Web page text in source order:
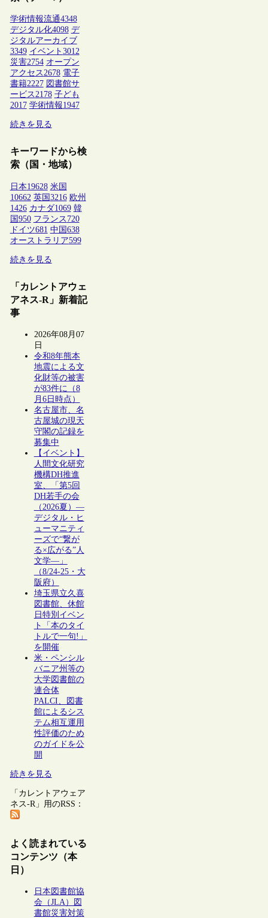
学術情報流通4348
デジタル化4098 デ
ジタルアーカイブ
3349 イベント 3012
災害2754 オープン
アクセス2678 電子
書籍2227 図書館サ
ービス2178 子ども
2017 学術情報1947
続きを見る
キーワードから検
索（国・地域）
日本19628 米国
10662 英国 3216 欧州
1426 カナダ1069 韓
国 950 フランス 720
ドイツ681 中国 638
オーストラリア599
続きを見る
「カレントアウェ
アネス-R」新着記
事
2026年08月07
日
令和8年熊本
地震による文
化財等の被害
が83件に（8
月6日時点）
名古屋市、名
古屋城の現天
守閣の記録を
募集中
【イベント】
人間文化研究
機構DH推進
室、「第5回
DH若手の会
（2026夏）―
デジタル・ヒ
ューマニティ
ーズで“繋が
る×広がる”人
文学―」
（8/24-25・大
阪府）
埼玉県立久喜
図書館、休館
日特別イベン
ト「本のタイ
トルで一句!」
を開催
米・ペンシル
バニア州等の
大学図書館の
連合体
PALCI、図書
館によるシス
テム相互運用
性評価のため
のガイドを公
開
続きを見る
「カレントアウェア
ネス-R」用のRSS：
よく読まれている
コンテンツ（本
日）
日本図書館協
会（JLA）図
書館災害対策